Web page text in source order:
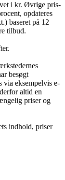
i kr. Øvrige pris-
opdateres
baseret på 12
tilbud.
besøgt
via eksempelvis e-
altid en
priser og
indhold, priser